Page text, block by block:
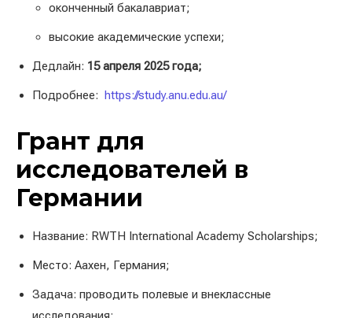
оконченный бакалавриат;
высокие академические успехи;
Дедлайн: 15 апреля 2025 года;
Подробнее: https://study.anu.edu.au/
Грант для
исследователей в
Германии
Название: RWTH International Academy Scholarships;
Место: Аахен, Германия;
Задача: проводить полевые и внеклассные